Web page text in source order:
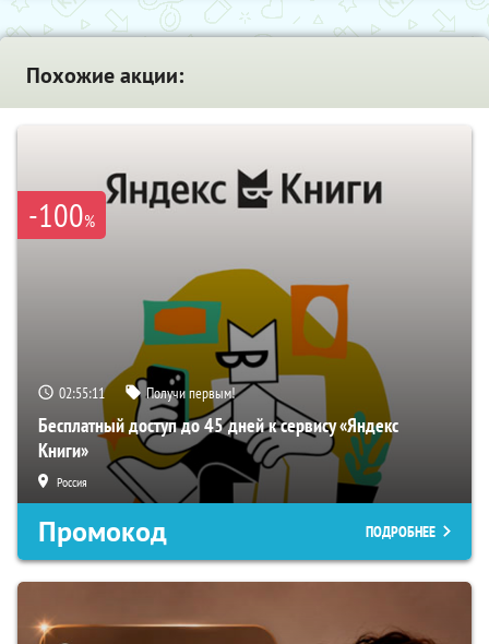
Похожие акции:
-100%
02:55:10 Получи первым!
Бесплатный доступ до 45 дней к сервису «Яндекс
Книги»
Россия
Промокод ПОДРОБНЕЕ